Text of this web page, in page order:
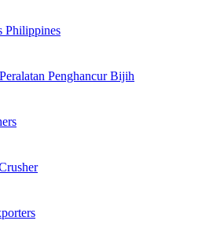
Philippines
Penghancur Bijih